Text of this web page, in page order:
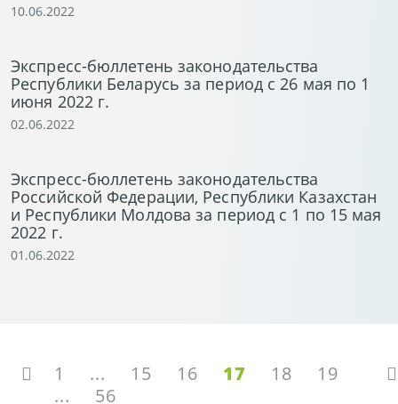
10.06.2022
Экспресс-бюллетень законодательства
Республики Беларусь за период с 26 мая по 1
июня 2022 г.
02.06.2022
Экспресс-бюллетень законодательства
Российской Федерации, Республики Казахстан
и Республики Молдова за период с 1 по 15 мая
2022 г.
01.06.2022
1 ... 15 16 17 18
19
...
56